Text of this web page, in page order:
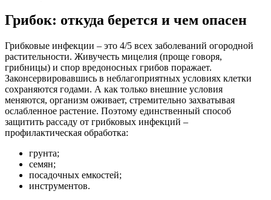
Грибок: откуда берется и чем опасен
Грибковые инфекции – это 4/5 всех заболеваний огородной
растительности. Живучесть мицелия (проще говоря,
грибницы) и спор вредоносных грибов поражает.
Законсервировавшись в неблагоприятных условиях клетки
сохраняются годами. А как только внешние условия
меняются, организм оживает, стремительно захватывая
ослабленное растение. Поэтому единственный способ
защитить рассаду от грибковых инфекций –
профилактическая обработка:
грунта;
семян;
посадочных емкостей;
инструментов.